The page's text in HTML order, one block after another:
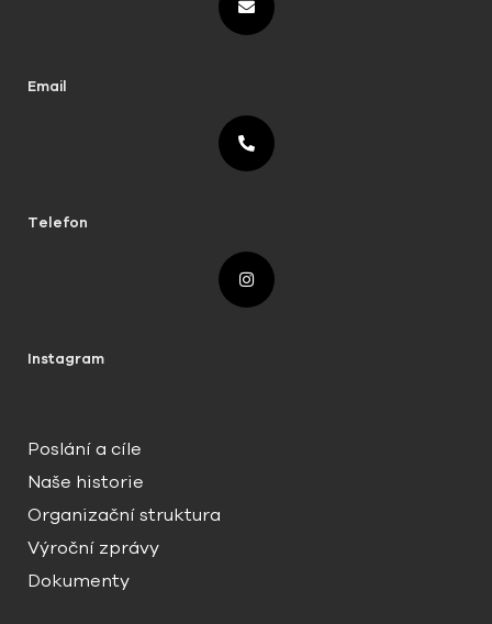
Poslání a cíle
Naše historie
Organizační struktura
Výroční zprávy
Dokumenty
Email
Telefon
Instagram